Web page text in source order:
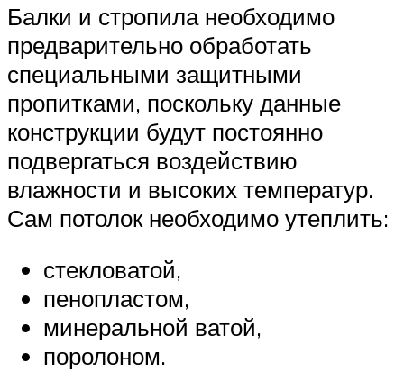
Балки и стропила необходимо
предварительно обработать
специальными защитными
пропитками, поскольку данные
конструкции будут постоянно
подвергаться воздействию
влажности и высоких температур.
Сам потолок необходимо утеплить:
стекловатой,
пенопластом,
минеральной ватой,
поролоном.